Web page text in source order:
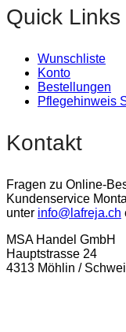
Quick Links
Wunschliste
Konto
Bestellungen
Pflegehinweis
Kontakt
Fragen zu Online-
Kundenservice
unter info@lafreja.ch
MSA Handel GmbH
Hauptstrasse 24
4313 Möhlin /